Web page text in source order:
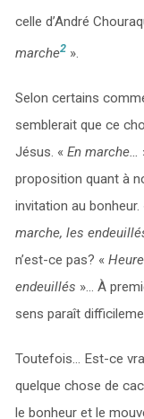
celle d’André
marche2».
Selon certains
semblerait que ce
Jésus. « En marche…
proposition quant à
invitation au bonheur.
marche, les
n’est-ce pas? «
endeuillés »… À
sens paraît
Toutefois… Est-ce
quelque chose de
le bonheur et le